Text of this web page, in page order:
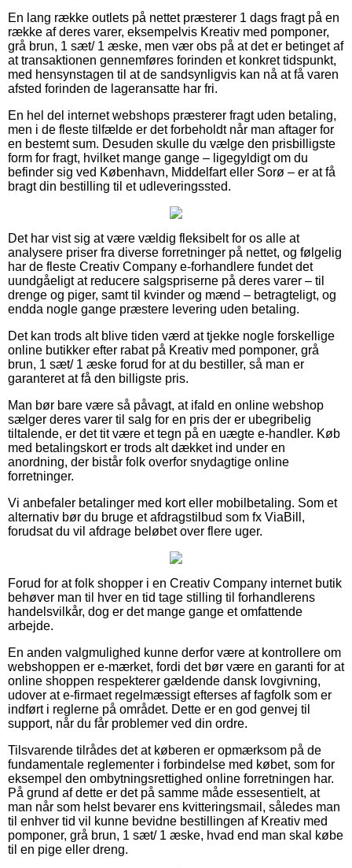
En lang række outlets på nettet præsterer 1 dags fragt på en
række af deres varer, eksempelvis Kreativ med pomponer,
grå brun, 1 sæt/ 1 æske, men vær obs på at det er betinget af
at transaktionen gennemføres forinden et konkret tidspunkt,
med hensynstagen til at de sandsynligvis kan nå at få varen
afsted forinden de lageransatte har fri.
En hel del internet webshops præsterer fragt uden betaling,
men i de fleste tilfælde er det forbeholdt når man aftager for
en bestemt sum. Desuden skulle du vælge den prisbilligste
form for fragt, hvilket mange gange – ligegyldigt om du
befinder sig ved København, Middelfart eller Sorø – er at få
bragt din bestilling til et udleveringssted.
Det har vist sig at være vældig fleksibelt for os alle at
analysere priser fra diverse forretninger på nettet, og følgelig
har de fleste Creativ Company e-forhandlere fundet det
uundgåeligt at reducere salgspriserne på deres varer – til
drenge og piger, samt til kvinder og mænd – betragteligt, og
endda nogle gange præstere levering uden betaling.
Det kan trods alt blive tiden værd at tjekke nogle forskellige
online butikker efter rabat på Kreativ med pomponer, grå
brun, 1 sæt/ 1 æske forud for at du bestiller, så man er
garanteret at få den billigste pris.
Man bør bare være så påvagt, at ifald en online webshop
sælger deres varer til salg for en pris der er ubegribelig
tiltalende, er det tit være et tegn på en uægte e-handler. Køb
med betalingskort er trods alt dækket ind under en
anordning, der bistår folk overfor snydagtige online
forretninger.
Vi anbefaler betalinger med kort eller mobilbetaling. Som et
alternativ bør du bruge et afdragstilbud som fx ViaBill,
forudsat du vil afdrage beløbet over flere uger.
Forud for at folk shopper i en Creativ Company internet butik
behøver man til hver en tid tage stilling til forhandlerens
handelsvilkår, dog er det mange gange et omfattende
arbejde.
En anden valgmulighed kunne derfor være at kontrollere om
webshoppen er e-mærket, fordi det bør være en garanti for at
online shoppen respekterer gældende dansk lovgivning,
udover at e-firmaet regelmæssigt efterses af fagfolk som er
indført i reglerne på området. Dette er en god genvej til
support, når du får problemer ved din ordre.
Tilsvarende tilrådes det at køberen er opmærksom på de
fundamentale reglementer i forbindelse med købet, som for
eksempel den ombytningsrettighed online forretningen har.
På grund af dette er det på samme måde essesentielt, at
man når som helst bevarer ens kvitteringsmail, således man
til enhver tid vil kunne bevidne bestillingen af Kreativ med
pomponer, grå brun, 1 sæt/ 1 æske, hvad end man skal købe
til en pige eller dreng.